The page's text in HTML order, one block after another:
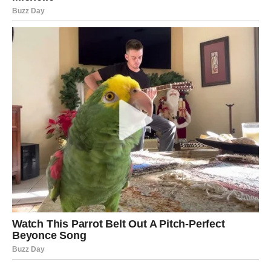
Karma vam vraća osmijeh
Pred vama su trenuci puni topline i sreće.
Ovaj rijedak karmički period donosi ogromne promjene i
nagrade mnogim znakovima Zodijaka, ali posebno će
blistati Bikovi, Lavovi i Jarčevi kojima univerzum vraća
sreću, uspjeh i osjećaj da je sve konačno došlo na svoje
mjesto.
Ovo je vrijeme tokom kojeg mnogi mogu osjetiti da se
život mijenja na način koji se dešava samo jednom u
mnogo godina. Zvijezde poručuju da sada treba vjerovati
intuiciji i prihvatiti prilike koje dolaze, jer upravo one
mogu otvoriti vrata potpuno novog i mnogo sretnijeg
života.